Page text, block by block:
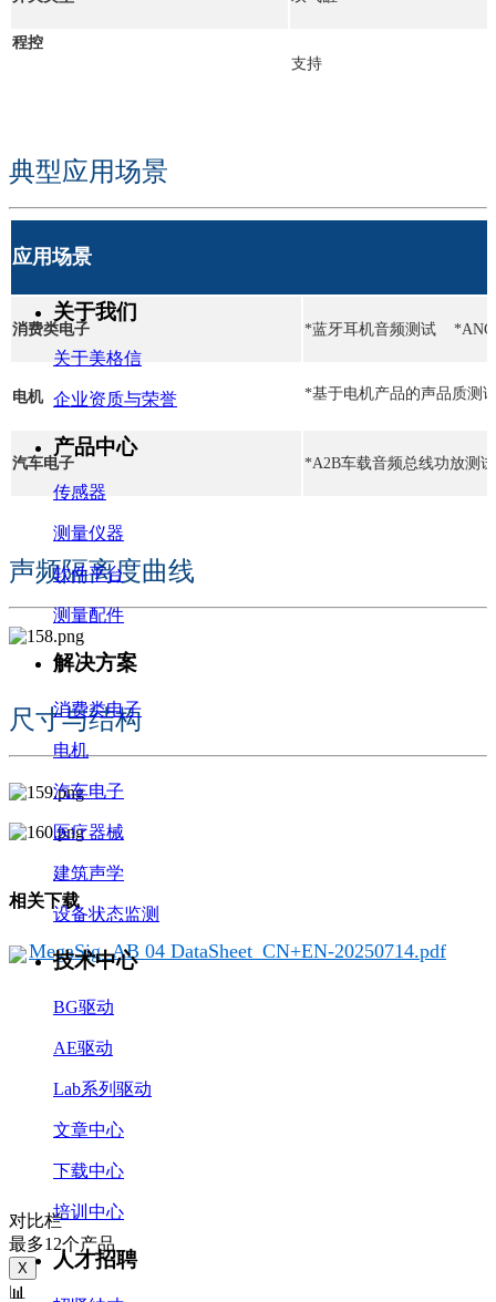
程控
支持
典型应用场景
应用场景
消费类电子 *蓝牙耳机音频测试
电机 *基于电机产品的声品质
汽车电子 *A2B车载音频总线功放测
声频隔离度曲线
尺寸与结构
相关下载
MegaSig AB 04 DataSheet_CN+EN-20250714.pdf
对比栏
最多12个产品
X
📊
关于我们
关于美格信
企业资质与荣誉
产品中心
传感器
测量仪器
软件平台
测量配件
解决方案
消费类电子
电机
汽车电子
医疗器械
建筑声学
设备状态监测
技术中心
BG驱动
AE驱动
Lab系列驱动
文章中心
下载中心
培训中心
人才招聘